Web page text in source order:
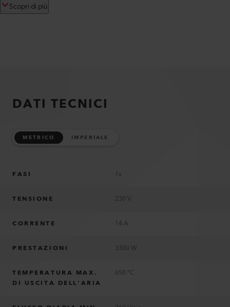
Scopri di più
DATI TECNICI
METRICO IMPERIALE
FASI 1x
TENSIONE 230 V
CORRENTE 14 A
PRESTAZIONI 3300 W
TEMPERATURA MAX.
DI USCITA DELL’ARIA
650 °C